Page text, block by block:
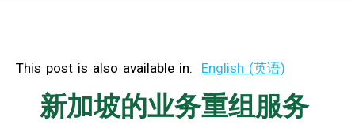
This post is also available in: English (英语)
新加坡的业务重组服务